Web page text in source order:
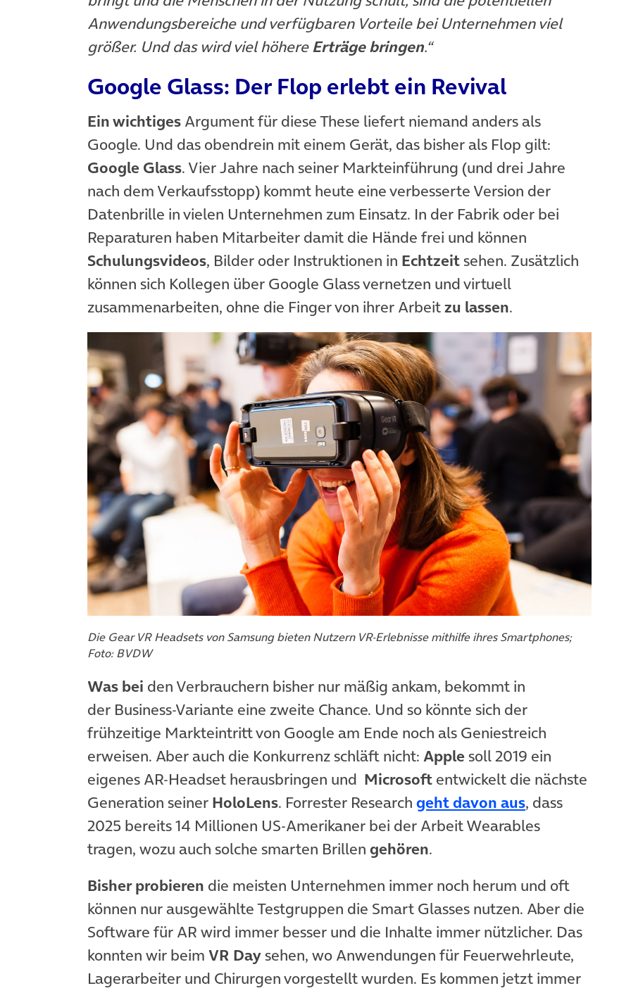
Anwendungsbereiche und verfügbaren Vorteile bei Unternehmen viel
größer. Und das wird viel höhereErträge bringen.“
Google Glass: Der Flop erlebt ein Revival
Ein wichtiges Argument für diese These liefert niemand anders als
Google. Und das obendrein mit einem Gerät, das bisher als Flop gilt:
Google Glass. Vier Jahre nach seiner Markteinführung (und drei Jahre
nach dem Verkaufsstopp) kommt heute eine verbesserte Version der
Datenbrille in vielen Unternehmen zum Einsatz. In der Fabrik oder bei
Reparaturen haben Mitarbeiter damit die Hände frei und können
Schulungsvideos, Bilder oder Instruktionen in Echtzeitsehen. Zusätzlich
können sich Kollegen über Google Glass vernetzen und virtuell
zusammenarbeiten, ohne die Finger von ihrer Arbeitzu lassen.
Die Gear VR Headsets von Samsung bieten Nutzern VR-Erlebnisse mithilfe ihres Smartphones;
Foto: BVDW
Was bei den Verbrauchern bisher nur mäßig ankam, bekommt in
der Business-Variante eine zweite Chance. Und so könnte sich der
frühzeitige Markteintritt von Google am Ende noch als Geniestreich
erweisen. Aber auch die Konkurrenz schläft nicht: Applesoll 2019 ein
eigenes AR-Headset herausbringen und Microsoft entwickelt die nächste
Generation seiner HoloLens. Forrester Research geht davon aus(öffnet in
, dass
2025 bereits 14 Millionen US-Amerikaner bei der Arbeit Wearables
tragen, wozu auch solche smarten Brillen gehören.
Bisher probieren die meisten Unternehmen immer noch herum und oft
können nur ausgewählte Testgruppen die Smart Glasses nutzen. Aber die
Software für AR wird immer besser und die Inhalte immer nützlicher. Das
konnten wir beim VR Daysehen, wo Anwendungen für Feuerwehrleute,
Lagerarbeiter und Chirurgen vorgestellt wurden. Es kommen jetzt immer